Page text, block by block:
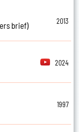
brief)
2013
2024
1997